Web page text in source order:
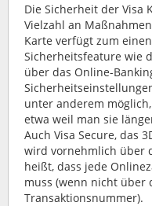
Die Sicherheit der Visa
Vielzahl an
Karte verfügt zum
Sicherheitsfeature wie
über das Online-
unter anderem
etwa weil man sie
Auch Visa Secure, das
wird vornehmlich über
heißt, dass jede
muss (wenn nicht über
Transaktionsnummer).